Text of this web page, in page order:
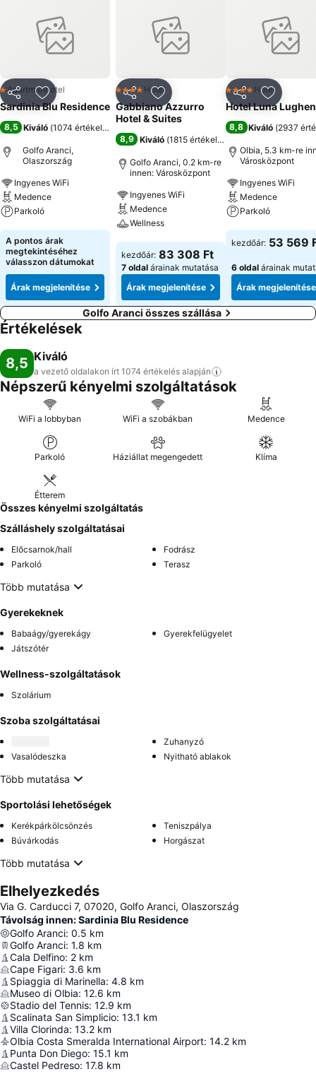
MegosztásHozzáadás a kedvencekhez
1 Kategória
Apartmanhotel
Sardinia Blu Residence
8,5 Kiváló (1074 értékelés
Golfo Aranci,
Olaszország
Ingyenes WiFi
Medence
Parkoló
Árak megjelenítése
A pontos árak
megtekintéséhez
válasszon dátumokat
Árak megjelenítése
MegosztásHozzáadás a kedvencekhez
4 Kategória
Hotel
Gabbiano Azzurro
Hotel & Suites
8,9 Kiváló (1815 értékelés
Golfo Aranci, 0.2 km-re
innen: Városközpont
Ingyenes WiFi
Medence
Wellness
Árak megjelenítése
kezdőár: 83 308 Ft
7 oldal árainak mutatása
Árak megjelenítése
Megosztás
4 Kategória
Hotel
Hotel Luna
8,8 Kiváló (2937
Olbia, 5.3 km-re
Városközpont
Ingyenes WiFi
Medence
Parkoló
Árak
kezdőár: 53 569
6 oldal árainak
Árak megjelenítése
Golfo Aranci összes szállása
Értékelések
8,5 Kiváló
a vezető oldalakon írt 1074 értékelés alapján
Népszerű kényelmi szolgáltatások
WiFi a lobbyban WiFi a szobákban Medence
Parkoló Háziállat megengedett Klíma
Étterem
Összes kényelmi szolgáltatás
Szálláshely szolgáltatásai
Előcsarnok/hall
Fodrász
Parkoló
Terasz
Több mutatása
Gyerekeknek
Babaágy/gyerekágy
Gyerekfelügyelet
Játszótér
Wellness-szolgáltatások
Szolárium
Szoba szolgáltatásai
Zuhanyzó
Vasalódeszka
Nyitható ablakok
Több mutatása
Sportolási lehetőségek
Kerékpárkölcsönzés
Teniszpálya
Búvárkodás
Horgászat
Több mutatása
Elhelyezkedés
Via G. Carducci 7, 07020, Golfo Aranci, Olaszország
Távolság innen: Sardinia Blu Residence
Golfo Aranci: 0.5 km
Golfo Aranci: 1.8 km
Cala Delfino: 2 km
Cape Figari: 3.6 km
Spiaggia di Marinella: 4.8 km
Museo di Olbia: 12.6 km
Stadio del Tennis: 12.9 km
Scalinata San Simplicio: 13.1 km
Villa Clorinda: 13.2 km
Olbia Costa Smeralda International Airport: 14.2 km
Punta Don Diego: 15.1 km
Castel Pedreso: 17.8 km